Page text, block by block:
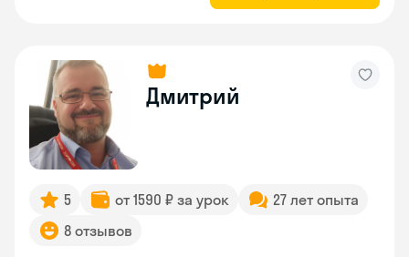
Дмитрий
5 от 1590 ₽ за урок
27 лет опыта
8 отзывов